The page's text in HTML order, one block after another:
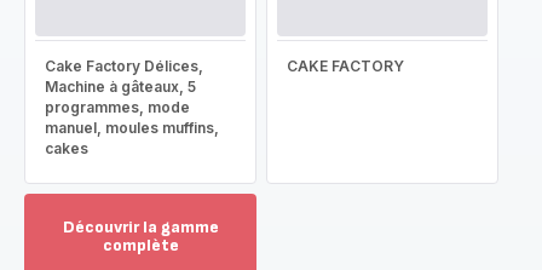
Cake Factory Délices,
Machine à gâteaux, 5
programmes, mode
manuel, moules muffins,
cakes
CAKE FACTORY
Découvrir la gamme
complète